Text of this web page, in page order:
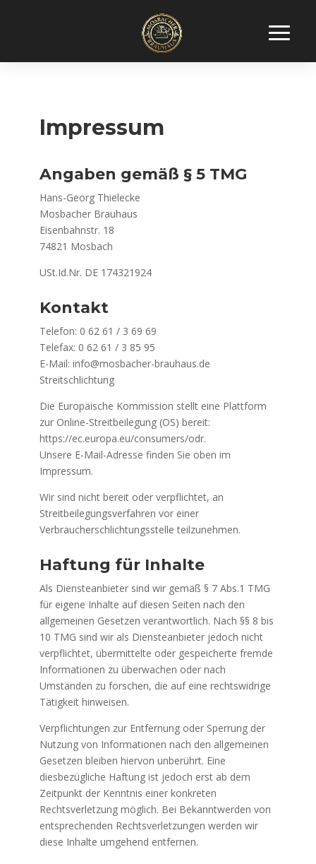
Impressum
Angaben gemäß § 5 TMG
Hans-Georg Thielecke
Mosbacher Brauhaus
Eisenbahnstr. 18
74821 Mosbach
USt.Id.Nr. DE 174321924
Kontakt
Telefon: 0 62 61 / 3 69 69
Telefax: 0 62 61 / 3 85 95
E-Mail: info@mosbacher-brauhaus.de
Streitschlichtung
Die Europäische Kommission stellt eine Plattform
zur Online-Streitbeilegung (OS) bereit:
https://ec.europa.eu/consumers/odr.
Unsere E-Mail-Adresse finden Sie oben im
Impressum.
Wir sind nicht bereit oder verpflichtet, an
Streitbeilegungsverfahren vor einer
Verbraucherschlichtungsstelle teilzunehmen.
Haftung für Inhalte
Als Diensteanbieter sind wir gemäß § 7 Abs.1 TMG
für eigene Inhalte auf diesen Seiten nach den
allgemeinen Gesetzen verantwortlich. Nach §§ 8 bis
10 TMG sind wir als Diensteanbieter jedoch nicht
verpflichtet, übermittelte oder gespeicherte fremde
Informationen zu überwachen oder nach
Umständen zu forschen, die auf eine rechtswidrige
Tätigkeit hinweisen.
Verpflichtungen zur Entfernung oder Sperrung der
Nutzung von Informationen nach den allgemeinen
Gesetzen bleiben hiervon unberührt. Eine
diesbezügliche Haftung ist jedoch erst ab dem
Zeitpunkt der Kenntnis einer konkreten
Rechtsverletzung möglich. Bei Bekanntwerden von
entsprechenden Rechtsverletzungen werden wir
diese Inhalte umgehend entfernen.